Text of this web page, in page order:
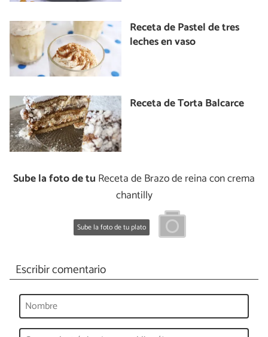
Receta de Pastel de tres
leches en vaso
Receta de Torta Balcarce
Sube la foto de tu Receta de Brazo de reina con crema
chantilly
Sube la foto de tu plato
Escribir comentario